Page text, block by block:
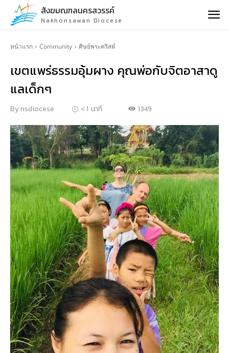
สังฆมณฑลนครสวรรค์
Nakhonsawan Diocese
หน้าแรก Community ศิษย์พระคริสต์
เขตแพร่ธรรมอุ้มผาง คุณพ่อกับจิตอาสาดู
แลเด็กๆ
Bynsdiocese < 1 นาที 1349